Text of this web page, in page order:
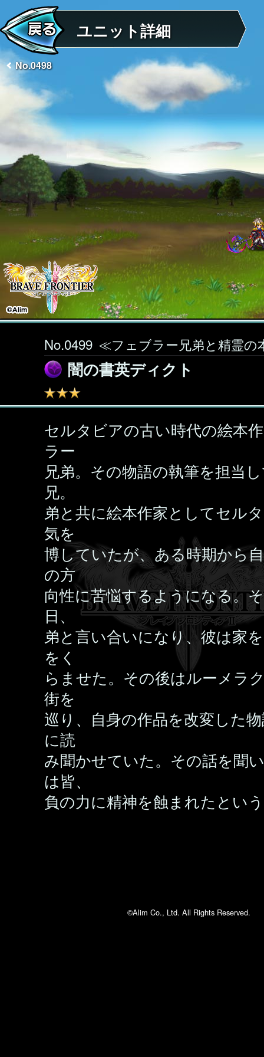
ユニット詳細
No.0498
No.0499 ≪フェブラー兄弟と精霊
闇の書英ディクト
セルタビアの古い時代の絵本
ラー
兄弟。その物語の執筆を担当
兄。
弟と共に絵本作家としてセル
気を
博していたが、ある時期から
の方
向性に苦悩するようになる。
日、
弟と言い合いになり、彼は家
をく
らませた。その後はルーメラ
街を
巡り、自身の作品を改変した
に読
み聞かせていた。その話を聞
は皆、
負の力に精神を蝕まれたとい
©Alim Co., Ltd. All Rights Reserved.